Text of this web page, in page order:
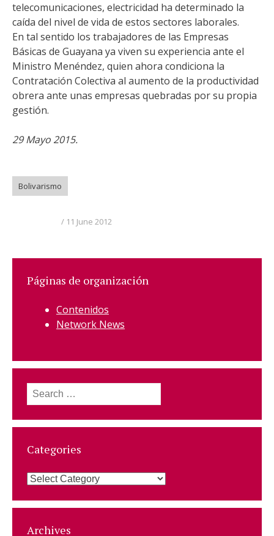
telecomunicaciones, electricidad ha determinado la
caída del nivel de vida de estos sectores laborales.
En tal sentido los trabajadores de las Empresas
Básicas de Guayana ya viven su experiencia ante el
Ministro Menéndez, quien ahora condiciona la
Contratación Colectiva al aumento de la productividad
obrera ante unas empresas quebradas por su propia
gestión.
29 Mayo 2015.
Bolivarismo
11 June 2012
Páginas de organización
Contenidos
Network News
Search
for:
Categories
Categories
Archives